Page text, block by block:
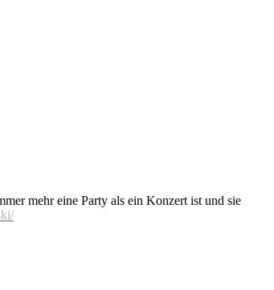
mehr eine Party als ein Konzert ist und sie